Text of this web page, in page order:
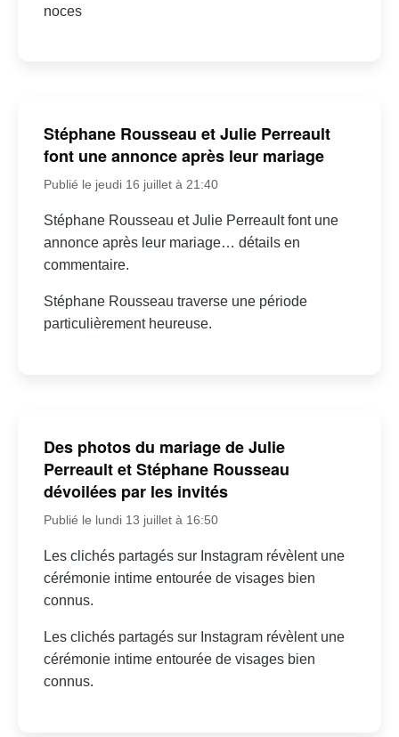
noces
Stéphane Rousseau et Julie Perreault
font une annonce après leur mariage
Publié le jeudi 16 juillet à 21:40
Stéphane Rousseau et Julie Perreault font une
annonce après leur mariage… détails en
commentaire.
Stéphane Rousseau traverse une période
particulièrement heureuse.
Des photos du mariage de Julie
Perreault et Stéphane Rousseau
dévoilées par les invités
Publié le lundi 13 juillet à 16:50
Les clichés partagés sur Instagram révèlent une
cérémonie intime entourée de visages bien
connus.
Les clichés partagés sur Instagram révèlent une
cérémonie intime entourée de visages bien
connus.